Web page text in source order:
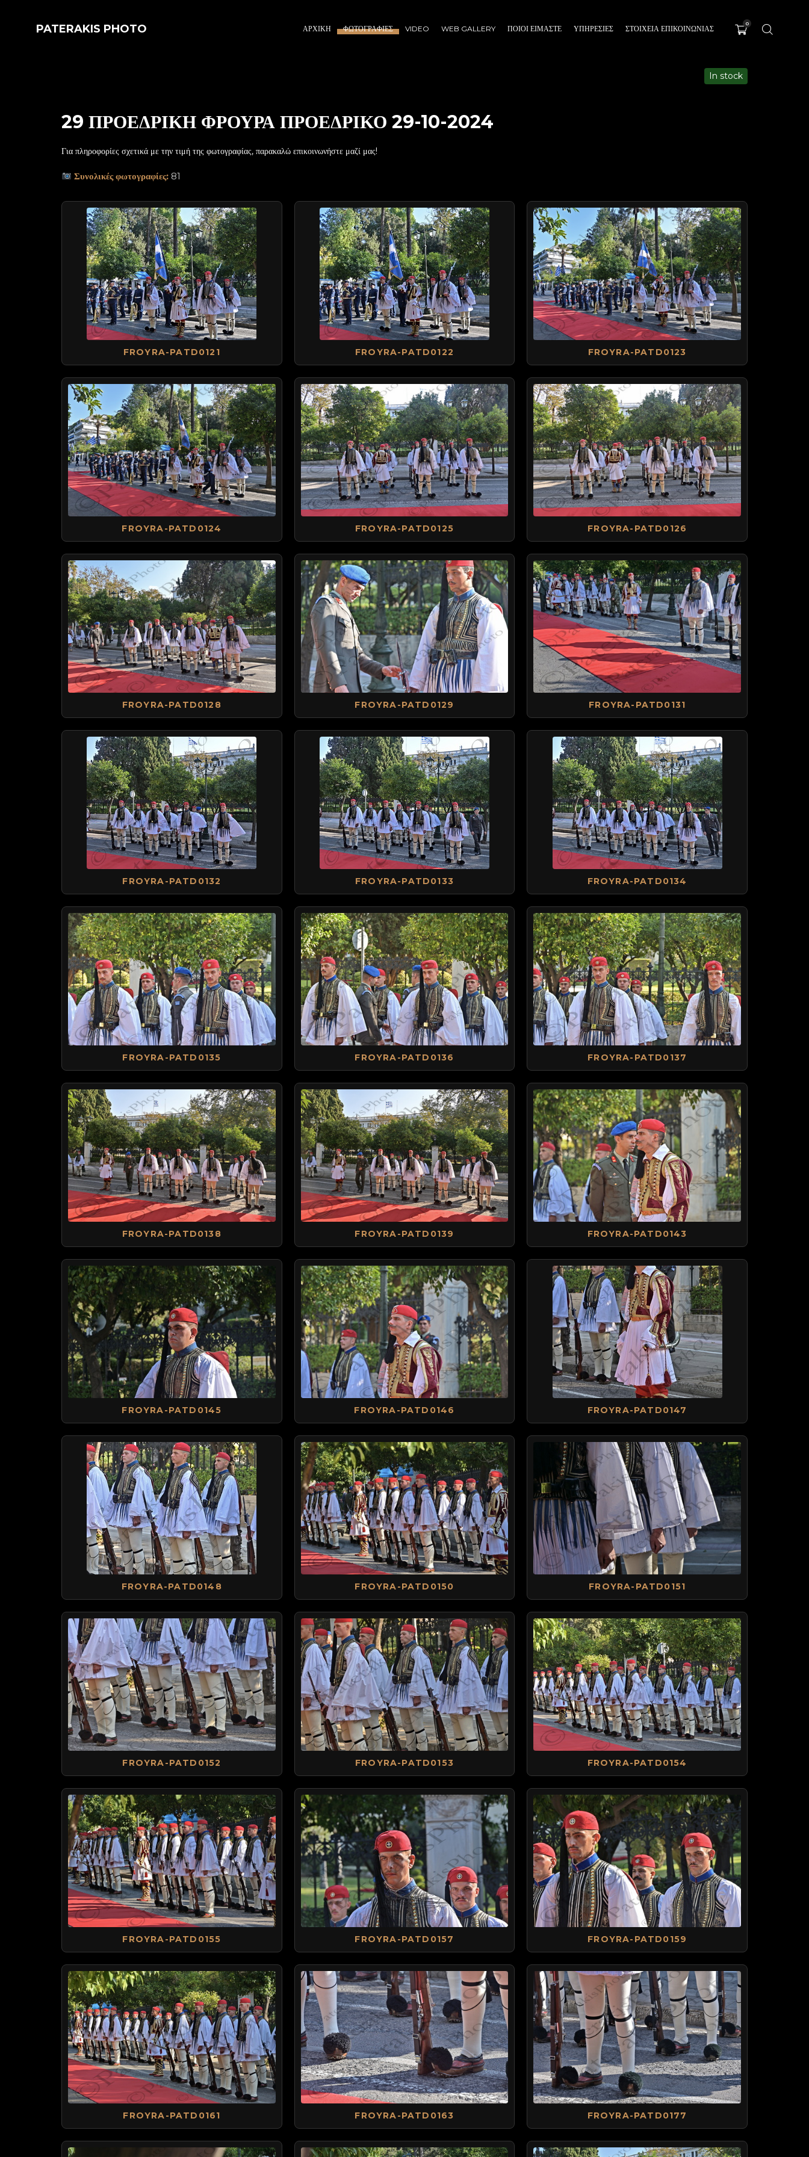
PATERAKIS PHOTO ΑΡΧΙΚΉ ΦΩΤΟΓΡΑΦΊΕΣ VIDEO WEB GALLERY ΠΟΙΟΙ ΕΊΜΑΣΤΕ ΥΠΗΡΕΣΊΕΣ ΣΤΟΙΧΕΙΑ ΕΠΙΚΟΙΝΩΝΙΑΣ
0
29 ΠΡΟΕΔΡΙΚΗ ΦΡΟΥΡΑ ΠΡΟΕΔΡΙΚΟ 29-10-2024
In stock
Για πληροφορίες σχετικά με την τιμή της φωτογραφίας, παρακαλώ επικοινωνήστε μαζί μας!
Συνολικές φωτογραφίες: 81
FROYRA-PATD0121 FROYRA-PATD0122 FROYRA-PATD0123
FROYRA-PATD0124 FROYRA-PATD0125 FROYRA-PATD0126
FROYRA-PATD0128 FROYRA-PATD0129 FROYRA-PATD0131
FROYRA-PATD0132 FROYRA-PATD0133 FROYRA-PATD0134
FROYRA-PATD0135 FROYRA-PATD0136 FROYRA-PATD0137
FROYRA-PATD0138 FROYRA-PATD0139 FROYRA-PATD0143
FROYRA-PATD0145 FROYRA-PATD0146 FROYRA-PATD0147
FROYRA-PATD0148 FROYRA-PATD0150 FROYRA-PATD0151
FROYRA-PATD0152 FROYRA-PATD0153 FROYRA-PATD0154
FROYRA-PATD0155 FROYRA-PATD0157 FROYRA-PATD0159
FROYRA-PATD0161 FROYRA-PATD0163 FROYRA-PATD0177